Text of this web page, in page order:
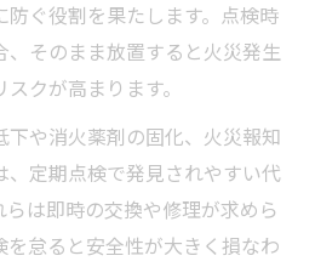
ぐ役割を果たします。点検時
、そのまま放置すると火災発生
クが高まります。
や消火薬剤の固化、火災報知
定期点検で発見されやすい代
は即時の交換や修理が求めら
怠ると安全性が大きく損なわ